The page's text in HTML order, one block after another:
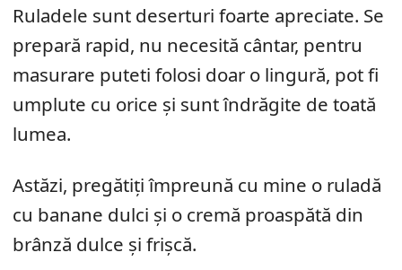
Ruladele sunt deserturi foarte apreciate. Se
prepară rapid, nu necesită cântar, pentru
masurare puteti folosi doar o lingură, pot fi
umplute cu orice și sunt îndrăgite de toată
lumea.
Astăzi, pregătiți împreună cu mine o ruladă
cu banane dulci și o cremă proaspătă din
brânză dulce și frișcă.